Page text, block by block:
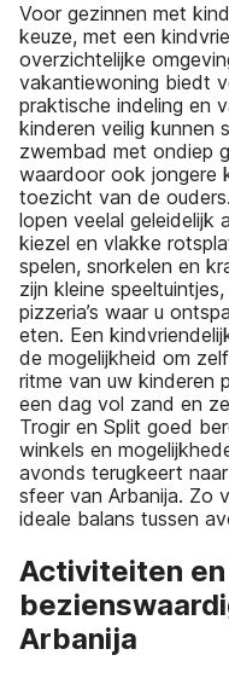
Voor gezinnen met
keuze, met een
overzichtelijke
vakantiewoning biedt
praktische indeling en
kinderen veilig kunnen
zwembad met ondiep
waardoor ook jongere
toezicht van de
lopen veelal geleidelijk
kiezel en vlakke
spelen, snorkelen en
zijn kleine
pizzeria’s waar u
eten. Een
de mogelijkheid om
ritme van uw kinderen
een dag vol zand en
Trogir en Split goed
winkels en
avonds terugkeert
sfeer van Arbanija. Zo
ideale balans tussen
Activiteiten en
Arbanija